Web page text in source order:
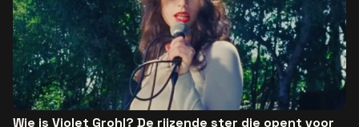
Wie is Violet Grohl? De rijzende ster die opent voor